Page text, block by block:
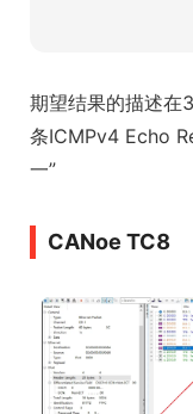
期望结果的描述在
条ICMPv4 Echo
一”
CANoe TC8